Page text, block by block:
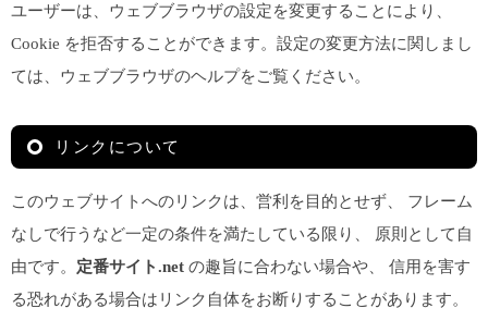
ユーザーは、ウェブブラウザの設定を変更することにより、
Cookie を拒否することができます。設定の変更方法に関しまし
ては、ウェブブラウザのヘルプをご覧ください。
リンクについて
このウェブサイトへのリンクは、営利を目的とせず、 フレーム
なしで行うなど一定の条件を満たしている限り、 原則として自
由です。 定番サイト.net の趣旨に合わない場合や、 信用を害す
る恐れがある場合はリンク自体をお断りすることがあります。